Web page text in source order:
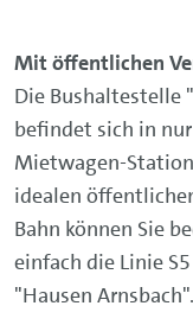
Mit öffentlichen
Die Bushaltestelle
befindet sich in
Mietwagen-
idealen
Bahn können Sie
einfach die Linie
"Hausen Arnsbach".